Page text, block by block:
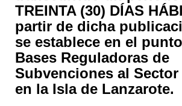
TREINTA (30) DÍAS
partir de dicha
se establece en el
Bases Reguladoras de
Subvenciones al Sector
en la Isla de Lanzarote.